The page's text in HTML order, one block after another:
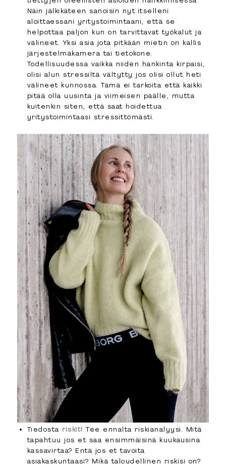
Näin jälkikäteen sanoisin nyt itselleni
aloittaessani yritystoimintaani, että se
helpottaa paljon kun on tarvittavat työkalut ja
välineet. Yksi asia jota pitkään mietin on kallis
järjestelmäkamera tai tietokone.
Todellisuudessa vaikka niiden hankinta kirpaisi,
olisi alun stressiltä vältytty jos olisi ollut heti
välineet kunnossa. Tämä ei tarkoita että kaikki
pitää olla uusinta ja viimeisen päälle, mutta
kuitenkin siten, että saat hoidettua
yritystoimintaasi stressittömästi.
Tiedosta riskit!Tee ennalta riskianalyysi. Mitä
tapahtuu jos et saa ensimmäisinä kuukausina
kassavirtaa? Entä jos et tavoita
asiakaskuntaasi? Mikä taloudellinen riskisi on?